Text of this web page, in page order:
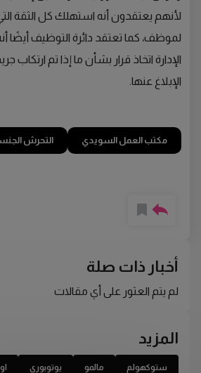
لأنهم يعتقدون أنه استهلك كل الثقة
لموظف، كما تعتقد دائرة التوظيف
الإدارة اتخاذ قرار بشأن ما إذا تم ارتكاب
الإبلاغ عنها.
مكتب العمل السويدي التحرش
أخبار ذات صلة
لم يتم العثور على أي مقالات
المزيد
ستوكهولم مالمو يوتوبوري